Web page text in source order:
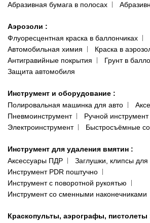
Абразивная бумага в полосах
Аэрозоли :
Флуоресцентная краска в баллончиках
Автомобильная химия
Краска в
Антигравийные покрытия
Грунт в
Защита автомобиля
Инструмент и оборудование :
Полировальная машинка для авто
Пневмоинструмент
Ручной инструмент
Электроинструмент
Быстросъёмные
Инструмент для удаления вмятин :
Аксессуары ПДР
Заглушки, клипсы для
Инструмент PDR поштучно
Инструмент с поворотной рукоятью
Инструмент со сменными наконечниками
Краскопульты, аэрографы, пистолеты